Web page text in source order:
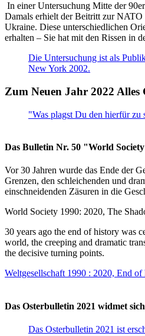
In einer Untersuchung Mitte der
Damals erhielt der Beitritt zur
Ukraine. Diese unterschiedlichen
erhalten – Sie hat mit den Rissen in
Die Untersuchung ist als
New York 2002.
Zum Neuen Jahr 2022 Alles
"Was plagst Du den hierfür
Das Bulletin Nr. 50 "World
Vor 30 Jahren wurde das Ende der
Grenzen, den schleichenden und
einschneidenden Zäsuren in die
World Society 1990: 2020, The
30 years ago the end of history was
world, the creeping and dramatic
the decisive turning points.
Weltgesellschaft 1990 : 2020, End
Das Osterbulletin 2021 widmet
Das Osterbulletin 2021 ist